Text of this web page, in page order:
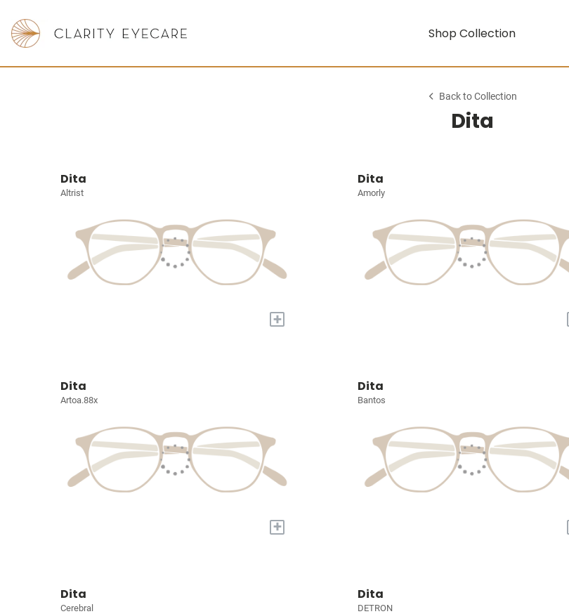
Shop Collection
Back to Collection
Dita
Dita
Altrist
+
Dita
Amorly
Dita
Artoa.88x
+
Dita
Bantos
Dita
Cerebral
Dita
DETRON